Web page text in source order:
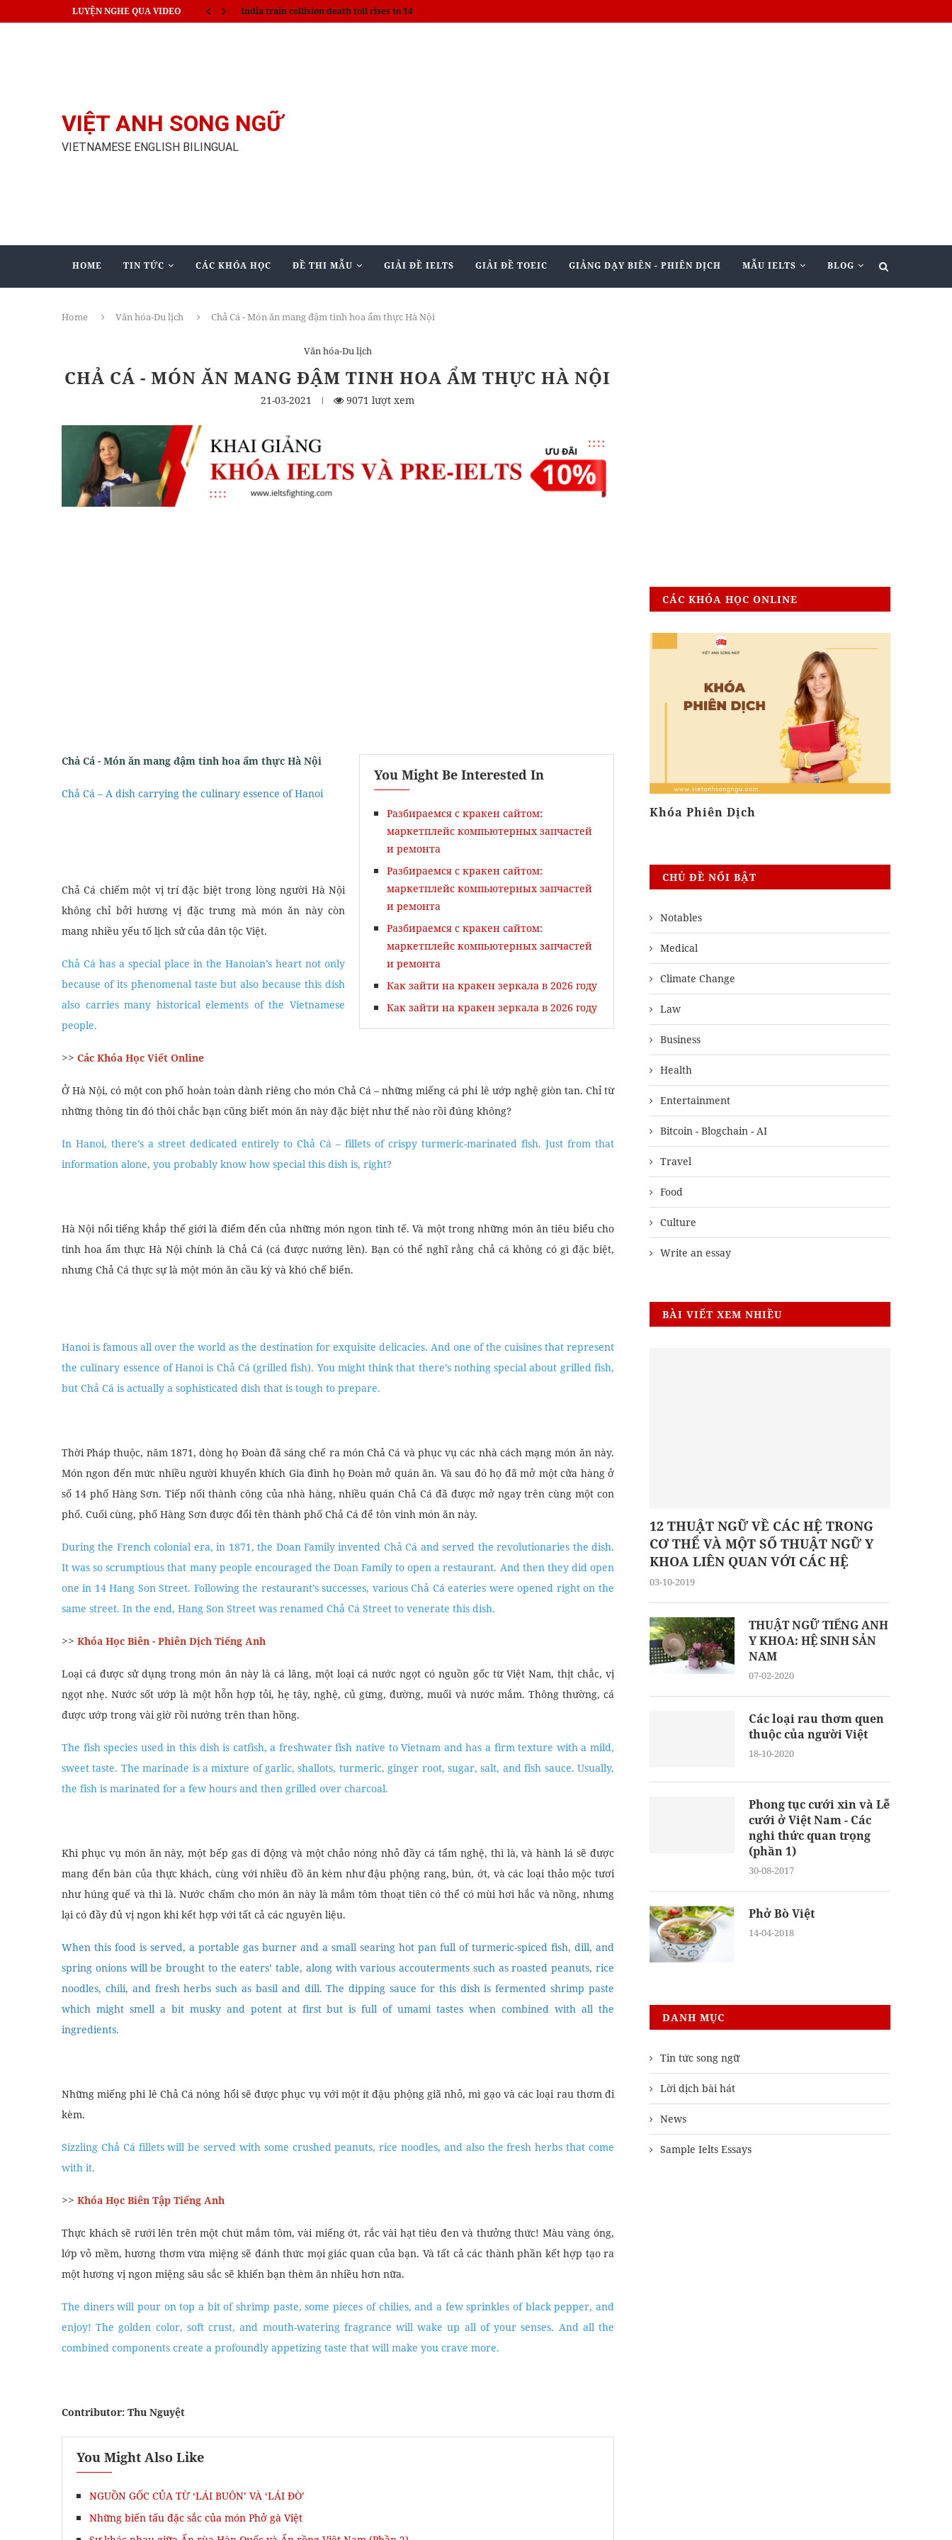
LUYỆN NGHE QUA VIDEO India train collision death toll rises to 14
VIỆT ANH SONG NGỮ
VIETNAMESE ENGLISH BILINGUAL
HOME TIN TỨC CÁC KHÓA HỌC ĐỀ THI MẪU GIẢI ĐỀ IELTS GIẢI ĐỀ TOEIC GIẢNG DẠY BIÊN - PHIÊN DỊCH MẪU IELTS BLOG
Home Văn hóa-Du lịch Chả Cá - Món ăn mang đậm tinh hoa ẩm thực Hà Nội
Văn hóa-Du lịch
CHẢ CÁ - MÓN ĂN MANG ĐẬM TINH HOA ẨM THỰC HÀ NỘI
21-03-2021 9071 lượt xem
You Might Be Interested In
Разбираемся с кракен сайтом:
маркетплейс компьютерных запчастей
и ремонта
Разбираемся с кракен сайтом:
маркетплейс компьютерных запчастей
и ремонта
Разбираемся с кракен сайтом:
маркетплейс компьютерных запчастей
и ремонта
Как зайти на кракен зеркала в 2026 году
Как зайти на кракен зеркала в 2026 году
Chả Cá - Món ăn mang đậm tinh hoa ẩm thực Hà Nội
Chả Cá – A dish carrying the culinary essence of Hanoi
Chả Cá chiếm một vị trí đặc biệt trong lòng người Hà Nội
không chỉ bởi hương vị đặc trưng mà món ăn này còn
mang nhiều yếu tố lịch sử của dân tộc Việt.
Chả Cá has a special place in the Hanoian’s heart not only
because of its phenomenal taste but also because this dish
also carries many historical elements of the Vietnamese
people.
>> Các Khóa Học Viết Online
Ở Hà Nội, có một con phố hoàn toàn dành riêng cho món Chả Cá – những miếng cá phi lê ướp nghệ giòn tan. Chỉ từ
những thông tin đó thôi chắc bạn cũng biết món ăn này đặc biệt như thế nào rồi đúng không?
In Hanoi, there’s a street dedicated entirely to Chả Cá – fillets of crispy turmeric-marinated fish. Just from that
information alone, you probably know how special this dish is, right?
Hà Nội nổi tiếng khắp thế giới là điểm đến của những món ngon tinh tế. Và một trong những món ăn tiêu biểu cho
tinh hoa ẩm thực Hà Nội chính là Chả Cá (cá được nướng lên). Bạn có thể nghĩ rằng chả cá không có gì đặc biệt,
nhưng Chả Cá thực sự là một món ăn cầu kỳ và khó chế biến.
Hanoi is famous all over the world as the destination for exquisite delicacies. And one of the cuisines that represent
but Chả Cá is actually a sophisticated dish that is tough to prepare.
Thời Pháp thuộc, năm 1871, dòng họ Đoàn đã sáng chế ra món Chả Cá và phục vụ các nhà cách mạng món ăn này.
Món ngon đến mức nhiều người khuyến khích Gia đình họ Đoàn mở quán ăn. Và sau đó họ đã mở một cửa hàng ở
số 14 phố Hàng Sơn. Tiếp nối thành công của nhà hàng, nhiều quán Chả Cá đã được mở ngay trên cùng một con
It was so scrumptious that many people encouraged the Doan Family to open a restaurant. And then they did open
one in 14 Hang Son Street. Following the restaurant’s successes, various Chả Cá eateries were opened right on the
same street. In the end, Hang Son Street was renamed Chả Cá Street to venerate this dish.
Loại cá được sử dụng trong món ăn này là cá lăng, một loại cá nước ngọt có nguồn gốc từ Việt Nam, thịt chắc, vị
ngọt nhẹ. Nước sốt ướp là một hỗn hợp tỏi, hẹ tây, nghệ, củ gừng, đường, muối và nước mắm. Thông thường, cá
được ướp trong vài giờ rồi nướng trên than hồng.
The fish species used in this dish is catfish, a freshwater fish native to Vietnam and has a firm texture with a mild,
Khi phục vụ món ăn này, một bếp gas di động và một chảo nóng nhỏ đầy cá tẩm nghệ, thì là, và hành lá sẽ được
mang đến bàn của thực khách, cùng với nhiều đồ ăn kèm như đậu phộng rang, bún, ớt, và các loại thảo mộc tươi
lại có đầy đủ vị ngon khi kết hợp với tất cả các nguyên liệu.
When this food is served, a portable gas burner and a small searing hot pan full of turmeric-spiced fish, dill, and
spring onions will be brought to the eaters’ table, along with various accouterments such as roasted peanuts, rice
noodles, chili, and fresh herbs such as basil and dill. The dipping sauce for this dish is fermented shrimp paste
which might smell a bit musky and potent at first but is full of umami tastes when combined with all the
ingredients.
Sizzling Chả Cá fillets will be served with some crushed peanuts, rice noodles, and also the fresh herbs that come
with it.
>>Khóa Học Biên Tập Tiếng Anh
Thực khách sẽ rưới lên trên một chút mắm tôm, vài miếng ớt, rắc vài hạt tiêu đen và thưởng thức! Màu vàng óng,
CÁC KHÓA HỌC ONLINE
Phát Âm & Từ Vựng Khóa Phiên Dịch
CHỦ ĐỀ NỔI BẬT
Notables
Medical
Climate Change
Law
Business
Health
Entertainment
Bitcoin - Blogchain - AI
Travel
Food
Culture
Write an essay
BÀI VIẾT XEM NHIỀU
12 THUẬT NGỮ VỀ CÁC HỆ TRONG
CƠ THỂ VÀ MỘT SỐ THUẬT NGỮ Y
KHOA LIÊN QUAN VỚI CÁC HỆ
03-10-2019
THUẬT NGỮ TIẾNG ANH
Y KHOA: HỆ SINH SẢN
NAM
07-02-2020
Các loại rau thơm quen
thuộc của người Việt
18-10-2020
Phong tục cưới xin và Lễ
cưới ở Việt Nam - Các
nghi thức quan trọng
(phần 1)
30-08-2017
Phở Bò Việt
14-04-2018
DANH MỤC
Tin tức song ngữ
Lời dịch bài hát
News
Sample Ielts Essays